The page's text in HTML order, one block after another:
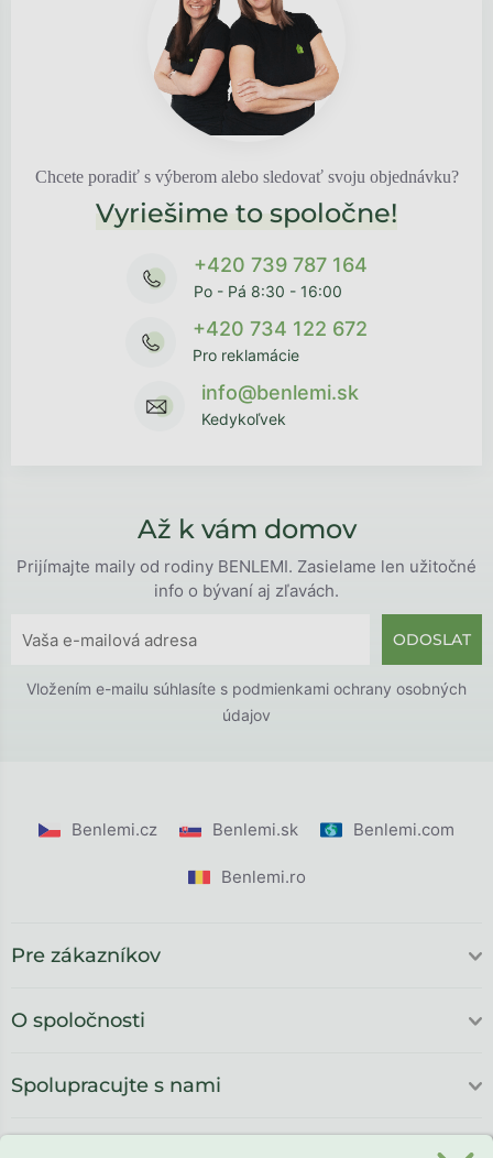
Chcete poradiť s výberom alebo sledovať svoju objednávku?
Vyriešime to spoločne!
+420 739 787 164
Po - Pá 8:30 - 16:00
+420 734 122 672
Pro reklamácie
info@benlemi.sk
Kedykoľvek
Až k vám domov
Prijímajte maily od rodiny BENLEMI. Zasielame len užitočné
info o bývaní aj zľavách.
ODOSLAT
Vložením e-mailu súhlasíte s podmienkami ochrany osobných
údajov
Benlemi.cz Benlemi.sk Benlemi.com
Benlemi.ro
Pre zákazníkov
O spoločnosti
Spolupracujte s nami